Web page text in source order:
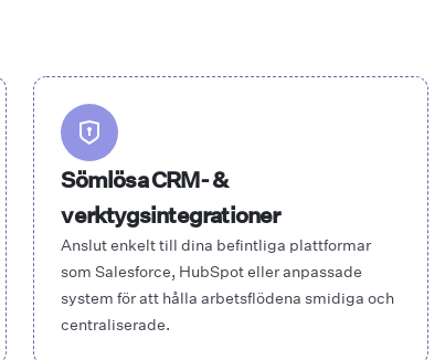
Sömlösa CRM- &
verktygsintegrationer
Anslut enkelt till dina befintliga plattformar
som Salesforce, HubSpot eller anpassade
system för att hålla arbetsflödena smidiga och
centraliserade.